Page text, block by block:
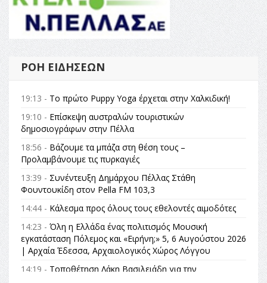
ΡΟΉ ΕΙΔΉΣΕΩΝ
19:13 - Το πρώτο Puppy Yoga έρχεται στην Χαλκιδική!
19:10 - Επίσκεψη αυστραλών τουριστικών
δημοσιογράφων στην Πέλλα
18:56 - Βάζουμε τα μπάζα στη θέση τους –
Προλαμβάνουμε τις πυρκαγιές
13:39 - Συνέντευξη Δημάρχου Πέλλας Στάθη
Φουντουκίδη στον Pella FM 103,3
14:44 - Κάλεσμα προς όλους τους εθελοντές αιμοδότες
14:23 - Όλη η Ελλάδα ένας πολιτισμός Μουσική
εγκατάσταση Πόλεμος και «Ειρήνη;» 5, 6 Αυγούστου 2026
| Αρχαία Έδεσσα, Αρχαιολογικός Χώρος Λόγγου
14:19 - Τοποθέτηση Λάκη Βασιλειάδη για την